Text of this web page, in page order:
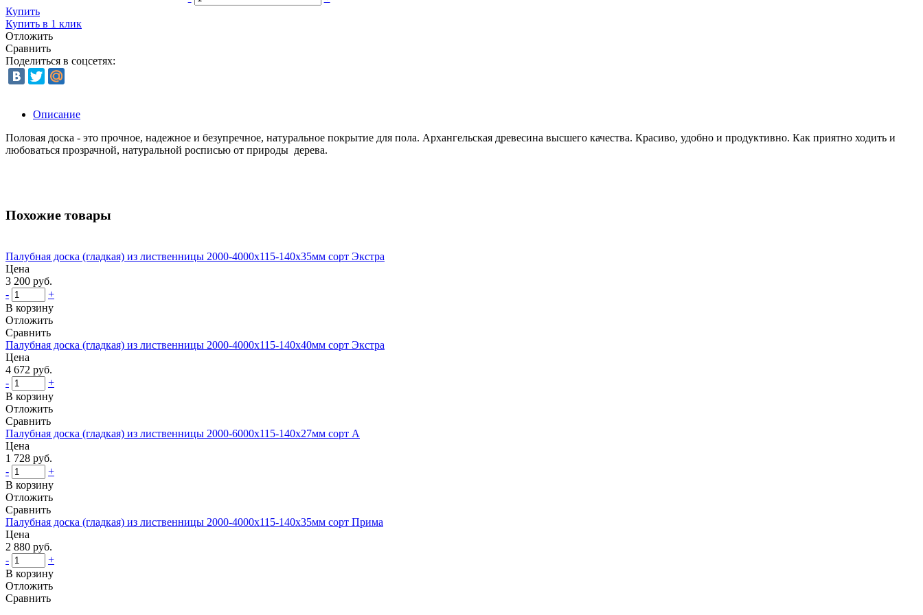
Купить
Купить в 1 клик
Отложить
Сравнить
Поделиться в соцсетях:
Описание
Половая доска - это прочное, надежное и безупречное, натуральное покрытие для пола. Архангельская древесина высшего качества. Красиво, удобно и продуктивно. Как приятно ходить и
любоваться прозрачной, натуральной росписью от природы дерева.
Похожие товары
Палубная доска (гладкая) из лиственницы 2000-4000х115-140х35мм сорт Экстра
Цена
3 200 руб.
-
+
В корзину
Отложить
Сравнить
Палубная доска (гладкая) из лиственницы 2000-4000х115-140х40мм сорт Экстра
Цена
4 672 руб.
-
+
В корзину
Отложить
Сравнить
Палубная доска (гладкая) из лиственницы 2000-6000х115-140х27мм сорт А
Цена
1 728 руб.
-
+
В корзину
Отложить
Сравнить
Палубная доска (гладкая) из лиственницы 2000-4000х115-140х35мм сорт Прима
Цена
2 880 руб.
-
+
В корзину
Отложить
Сравнить